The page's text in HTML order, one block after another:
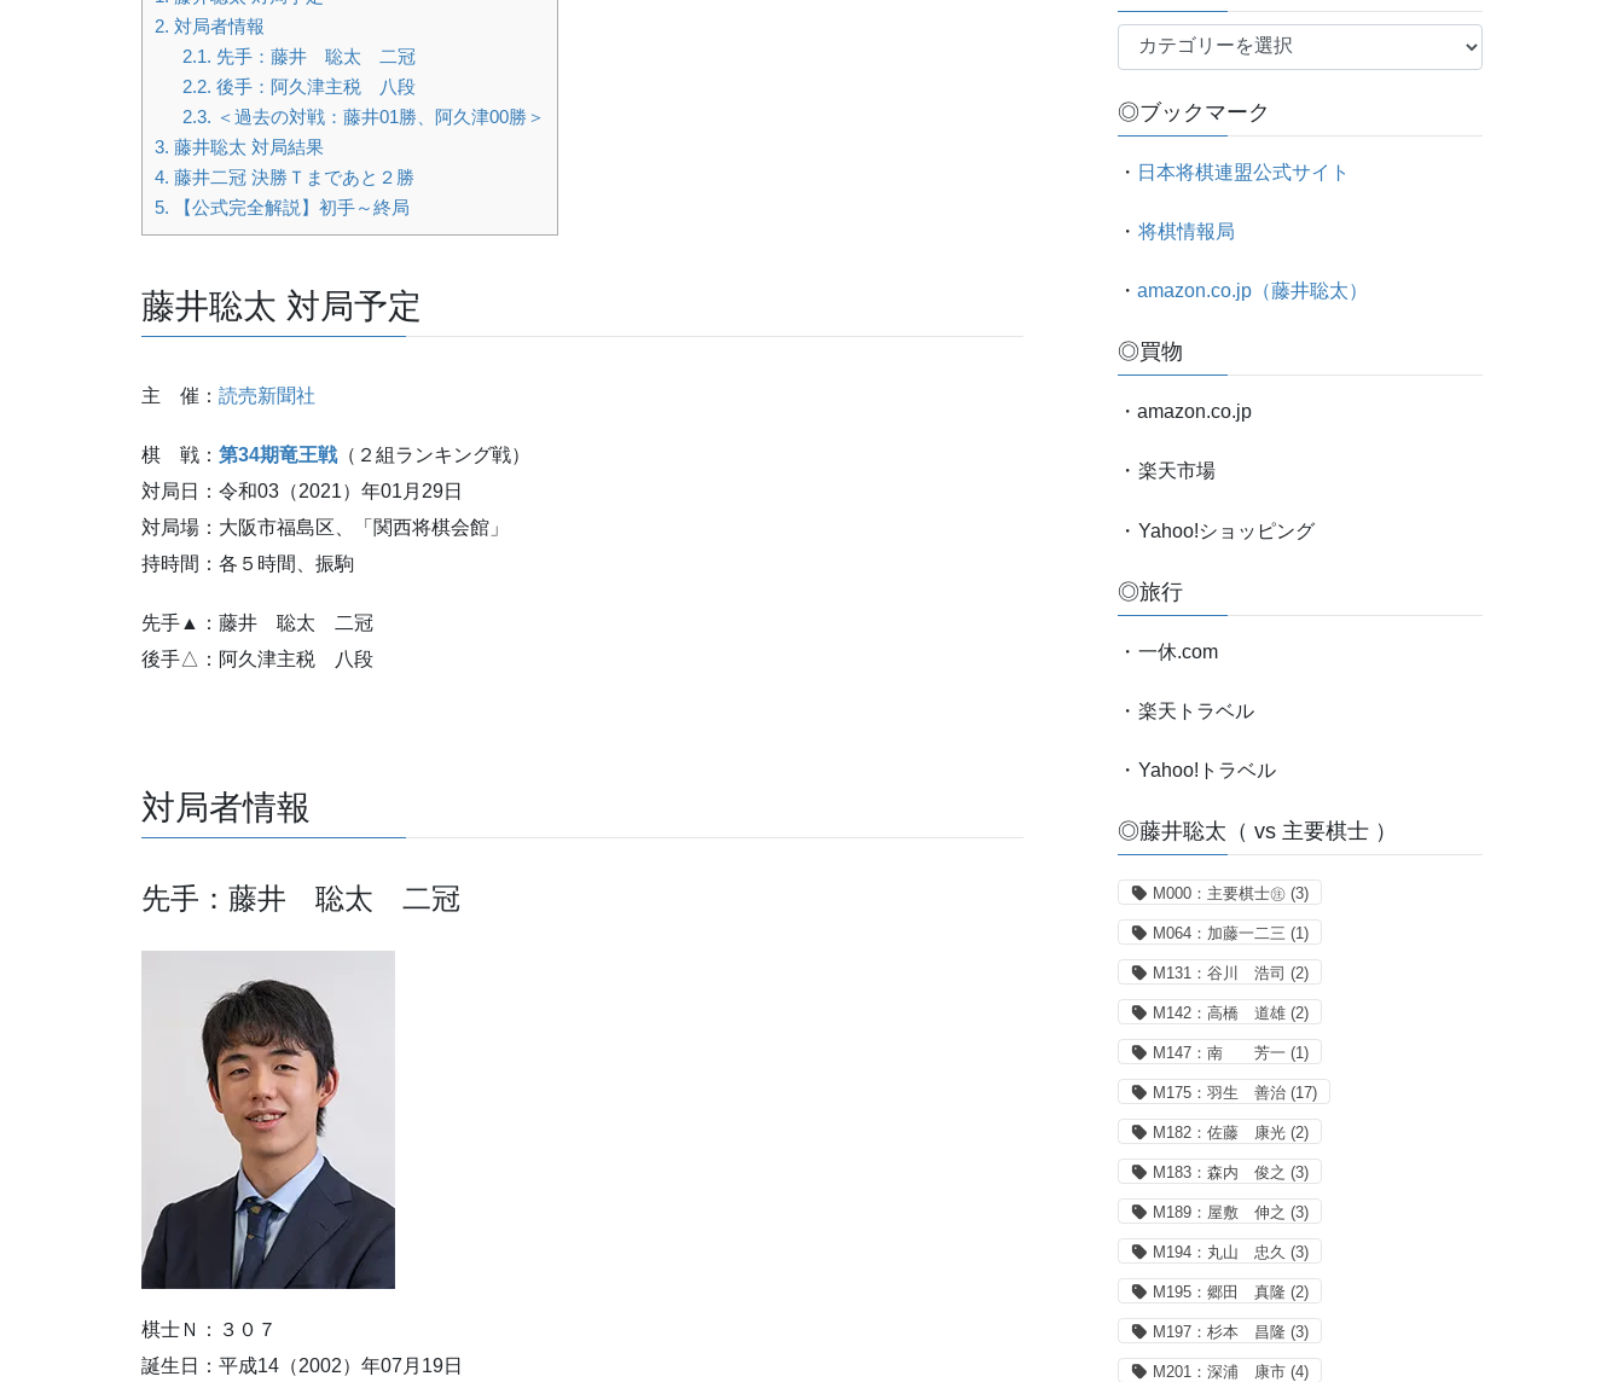
2. 対局者情報
2.1. 先手：藤井 聡太 二冠
2.2. 後手：阿久津主税 八段
2.3. ＜過去の対戦：藤井01勝、阿久津00勝＞
3. 藤井聡太 対局結果
4. 藤井二冠 決勝Ｔまであと２勝
5. 【公式完全解説】初手～終局
藤井聡太 対局予定
主 催： 読売新聞社
棋 戦： 第34期竜王戦（２組ランキング戦）
対局日：令和03（2021）年01月29日
対局場：大阪市福島区、「関西将棋会館」
持時間：各５時間、振駒
先手▲：藤井 聡太 二冠
後手△：阿久津主税 八段
対局者情報
先手：藤井 聡太 二冠
棋士Ｎ：３０７
誕生日：平成14（2002）年07月19日
藤
聡
情
etc.
◎ブックマーク
・ 日本将棋連盟公式サイト
・ 将棋情報局
・amazon.co.jp（藤井聡太）
◎買物
・amazon.co.jp
・ 楽天市場
・ Yahoo!ショッピング
◎旅行
・ 一休.com
・ 楽天トラベル
・ Yahoo!トラベル
◎藤井聡太（ vs 主要棋士 ）
M000：主要棋士㊟ (3)
M064：加藤一二三 (1)
M131：谷川 浩司 (2)
M142：高橋 道雄 (2)
M147：南 芳一 (1)
M175：羽生 善治 (17)
M182：佐藤 康光 (2)
M183：森内 俊之 (3)
M189：屋敷 伸之 (3)
M194：丸山 忠久 (3)
M195：郷田 真隆 (2)
M197：杉本 昌隆 (3)
M201：深浦 康市 (4)